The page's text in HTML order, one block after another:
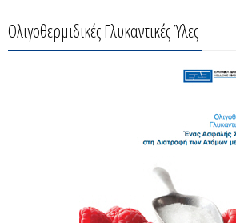
Ολιγοθερμιδικές Γλυκαντικές Ύλες